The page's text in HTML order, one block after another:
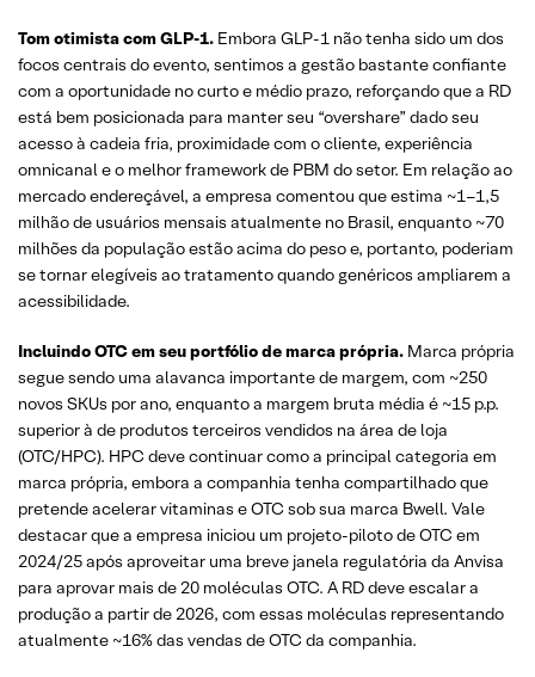
Tom otimista com GLP-1. Embora GLP-1 não tenha sido um dos
focos centrais do evento, sentimos a gestão bastante confiante
com a oportunidade no curto e médio prazo, reforçando que a RD
está bem posicionada para manter seu “overshare” dado seu
acesso à cadeia fria, proximidade com o cliente, experiência
omnicanal e o melhor framework de PBM do setor. Em relação ao
mercado endereçável, a empresa comentou que estima ~1–1,5
milhão de usuários mensais atualmente no Brasil, enquanto ~70
milhões da população estão acima do peso e, portanto, poderiam
se tornar elegíveis ao tratamento quando genéricos ampliarem a
acessibilidade.
Incluindo OTC em seu portfólio de marca própria. Marca própria
segue sendo uma alavanca importante de margem, com ~250
novos SKUs por ano, enquanto a margem bruta média é ~15 p.p.
superior à de produtos terceiros vendidos na área de loja
(OTC/HPC). HPC deve continuar como a principal categoria em
marca própria, embora a companhia tenha compartilhado que
pretende acelerar vitaminas e OTC sob sua marca Bwell. Vale
destacar que a empresa iniciou um projeto-piloto de OTC em
2024/25 após aproveitar uma breve janela regulatória da Anvisa
para aprovar mais de 20 moléculas OTC. A RD deve escalar a
produção a partir de 2026, com essas moléculas representando
atualmente ~16% das vendas de OTC da companhia.